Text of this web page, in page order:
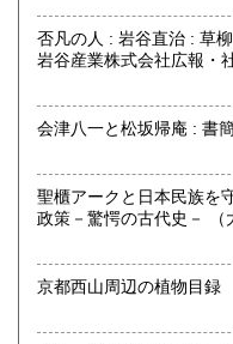
香川県
高知県
佐賀県
熊本県
宮崎県
沖縄県 185
関西一円、出張買取り致
ださい。
哲学宗教、歴史、社会科
学、近代文献、趣味、サ
心理学 オカルト 成人
否凡の人 : 岩谷直治 : 草柳大蔵取材
岩谷産業株式会社広報・
聖櫃アークと日本民族
政策
京都西山周辺の植物目録